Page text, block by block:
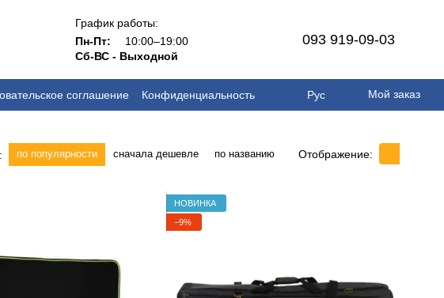
График работы:
Пн-Пт:
10:00–19:00
Сб-ВС - Выходной
093 919-09-03
соглашение Конфиденциальность Рус Мой заказ
по популярности сначала дешевле по названию Отображение:
НОВИНКА
−9%